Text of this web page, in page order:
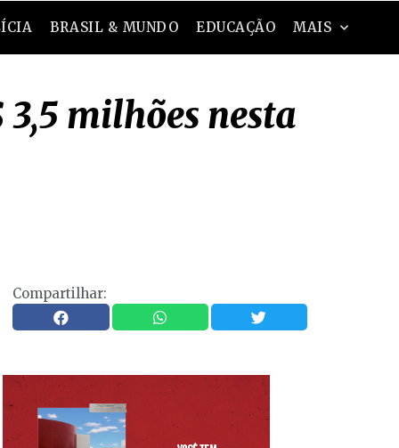
BRASIL & MUNDO EDUCAÇÃO MAIS
milhões nesta
Compartilhar: